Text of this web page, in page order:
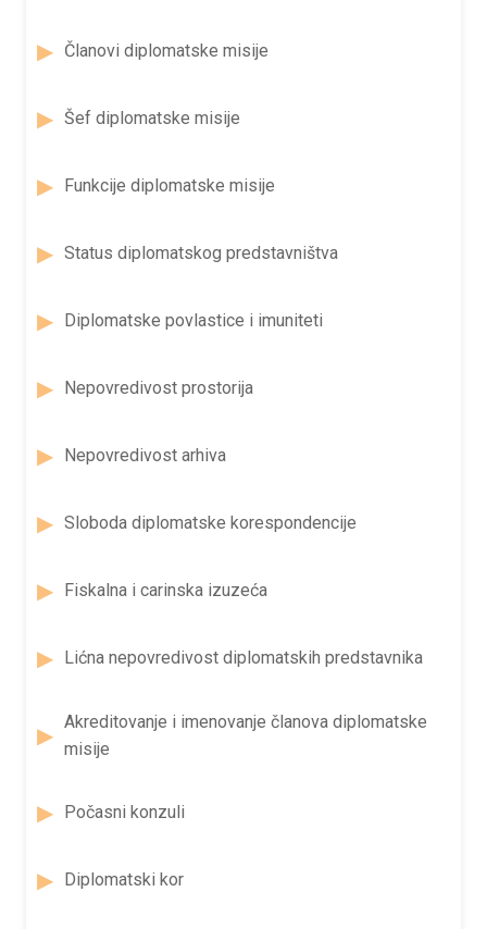
Članovi diplomatske misije
Šef diplomatske misije
Funkcije diplomatske misije
Status diplomatskog predstavništva
Diplomatske povlastice i imuniteti
Nepovredivost prostorija
Nepovredivost arhiva
Sloboda diplomatske korespondencije
Fiskalna i carinska izuzeća
Lićna nepovredivost diplomatskih predstavnika
Akreditovanje i imenovanje članova diplomatske
misije
Počasni konzuli
Diplomatski kor